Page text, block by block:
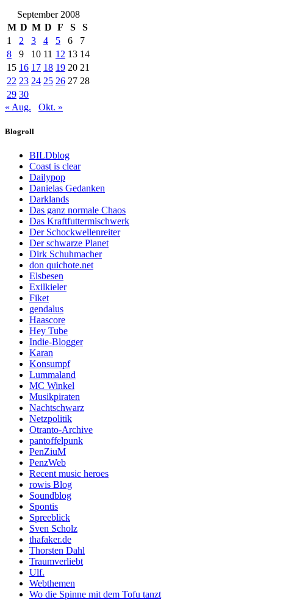
September 2008
M D M D F S
S
1
2 3 4 5 6
7
8
9 10 11 12 13 14
15 16 17 18 19 20 21
22 23 24 25 26 27 28
29 30
« Aug.
Okt. »
Blogroll
BILDblog
Coast is clear
Dailypop
Danielas Gedanken
Darklands
Das ganz normale Chaos
Das Kraftfuttermischwerk
Der Schockwellenreiter
Der schwarze Planet
Dirk Schuhmacher
don quichote.net
Elsbesen
Exilkieler
Fiket
gendalus
Haascore
Hey Tube
Indie-Blogger
Karan
Konsumpf
Lummaland
MC Winkel
Musikpiraten
Nachtschwarz
Netzpolitik
Otranto-Archive
pantoffelpunk
PenZiuM
PenzWeb
Recent music heroes
rowis Blog
Soundblog
Spontis
Spreeblick
Sven Scholz
thafaker.de
Thorsten Dahl
Traumverliebt
Ulf.
Webthemen
Wo die Spinne mit dem Tofu tanzt